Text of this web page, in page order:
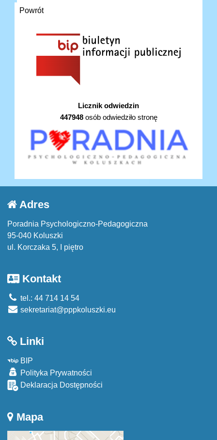
Powrót
Licznik odwiedzin
447948osób odwiedziło stronę
Adres
Poradnia Psychologiczno-Pedagogiczna
95-040 Koluszki
ul. Korczaka 5, I piętro
Kontakt
tel.: 44 714 14 54
sekretariat@pppkoluszki.eu
Linki
BIP
Polityka Prywatności
Deklaracja Dostępności
Mapa